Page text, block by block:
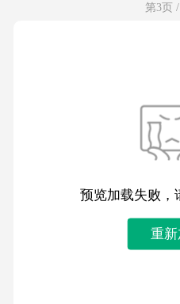
第3页
预览加载失败，
重